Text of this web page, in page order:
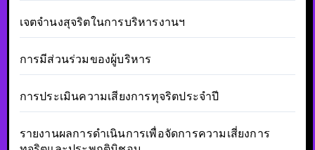
เจตจำนงสุจริตในการบริหารงานฯ
การมีส่วนร่วมของผู้บริหาร
การประเมินความเสียงการทุจริตประจำปี
รายงานผลการดำเนินการเพื่อจัดการความเสี่ยงการ